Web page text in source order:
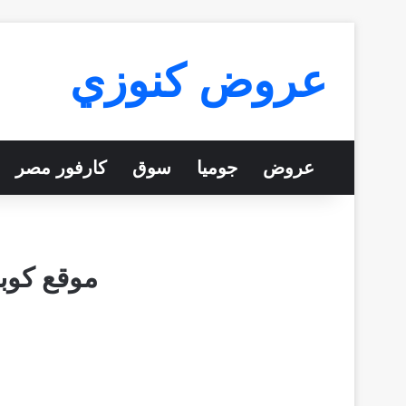
عروض كنوزي
عروض جوميا سوق كارفور مصر
موقع